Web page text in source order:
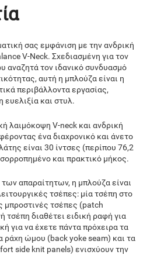
σας εμφάνιση με την ανδρική
V-Neck. Σχεδιασμένη για τον
αναζητά τον ιδανικό συνδυασμό
αυτή η μπλούζα είναι η
περιβάλλοντα εργασίας,
και στυλ.
λαιμόκοψη V-neck και ανδρική
ένα διαχρονικό και άνετο
είναι 30 ίντσες (περίπου 76,2
και πρακτικό μήκος.
απαραίτητων, η μπλούζα είναι
τσέπες: μία τσέπη στο
τσέπες (patch
τσέπη διαθέτει ειδική ραφή για
για να έχετε πάντα πρόχειρα τα
ράχη ώμου (back yoke seam) και τα
side knit panels) ενισχύουν την